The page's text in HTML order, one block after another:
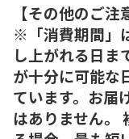
【その他のご注
※「消費期間」
し上がれる日ま
が十分に可能な
ています。お届
はありません。